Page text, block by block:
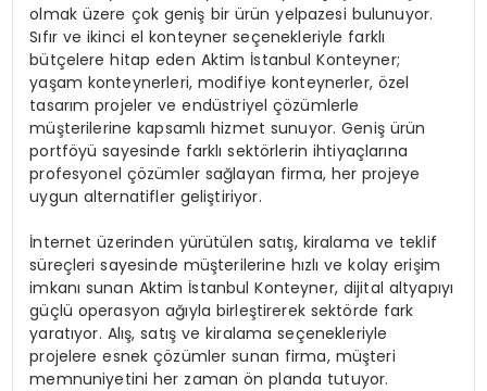
olmak üzere çok geniş bir ürün yelpazesi bulunuyor.
Sıfır ve ikinci el konteyner seçenekleriyle farklı
bütçelere hitap eden Aktim İstanbul Konteyner;
yaşam konteynerleri, modifiye konteynerler, özel
tasarım projeler ve endüstriyel çözümlerle
müşterilerine kapsamlı hizmet sunuyor. Geniş ürün
portföyü sayesinde farklı sektörlerin ihtiyaçlarına
profesyonel çözümler sağlayan firma, her projeye
uygun alternatifler geliştiriyor.
İnternet üzerinden yürütülen satış, kiralama ve teklif
süreçleri sayesinde müşterilerine hızlı ve kolay erişim
imkanı sunan Aktim İstanbul Konteyner, dijital altyapıyı
güçlü operasyon ağıyla birleştirerek sektörde fark
yaratıyor. Alış, satış ve kiralama seçenekleriyle
projelere esnek çözümler sunan firma, müşteri
memnuniyetini her zaman ön planda tutuyor.